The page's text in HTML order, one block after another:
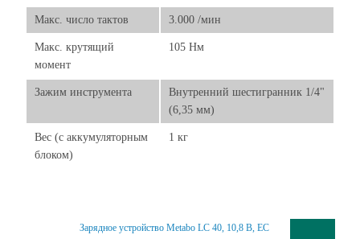
Макс. число тактов 3.000 /мин
Макс. крутящий
момент
105 Нм
Зажим инструмента
Внутренний шестигранник 1/4"
(6,35 мм)
Вес (с аккумуляторным
блоком)
1 кг
Зарядное устройство Metabo LC 40, 10,8 В, ЕС